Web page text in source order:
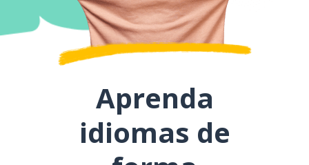
Aprenda
idiomas de